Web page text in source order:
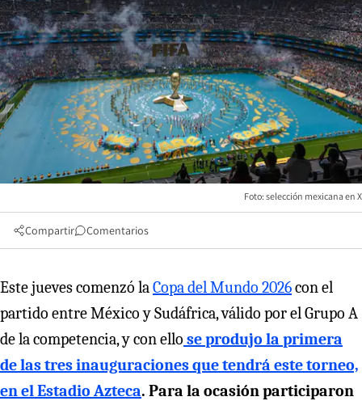
Foto: selección mexicana en X
Compartir Comentarios
Este jueves comenzó laCopa del Mundo 2026con el
partido entre México y Sudáfrica, válido por el Grupo A
de la competencia, y con ello se produjo la primera
de las tres inauguraciones que tendrá este torneo,
en el Estadio Azteca. Para la ocasión participaron